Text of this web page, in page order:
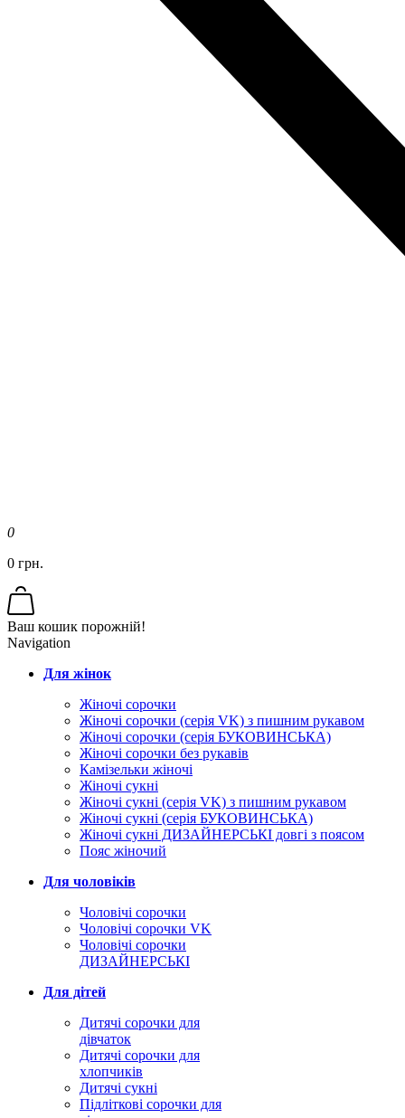
0
0 грн.
Ваш кошик порожній!
Navigation
Для жінок
Жіночі сорочки
Жіночі сорочки (серія VK) з пишним рукавом
Жіночі сорочки (серія БУКОВИНСЬКА)
Жіночі сорочки без рукавів
Камізельки жіночі
Жіночі сукні
Жіночі сукні (серія VK) з пишним рукавом
Жіночі сукні (серія БУКОВИНСЬКА)
Жіночі сукні ДИЗАЙНЕРСЬКІ довгі з поясом
Пояс жіночий
Для чоловіків
Чоловічі сорочки
Чоловічі сорочки VK
Чоловічі сорочки
ДИЗАЙНЕРСЬКІ
Для дітей
Дитячі сорочки для
дівчаток
Дитячі сорочки для
хлопчиків
Дитячі сукні
Підліткові сорочки для